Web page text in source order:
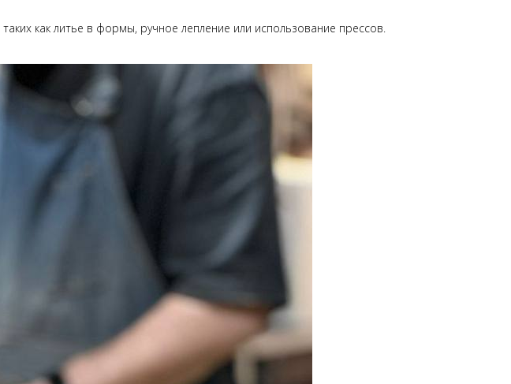
как литье в формы, ручное лепление или использование прессов.